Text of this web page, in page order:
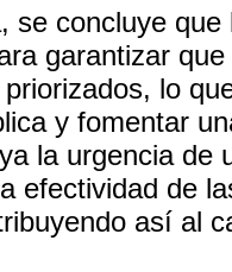
se concluye
garantizar
lo
y fomentar
la urgencia de
efectividad de
así al